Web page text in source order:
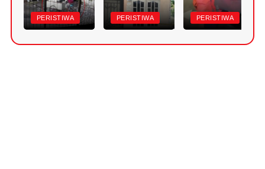
PERISTIWA PERISTIWA PERISTIWA